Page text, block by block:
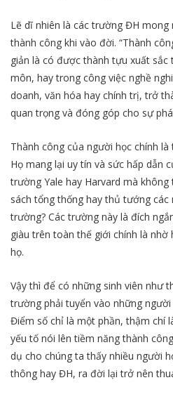
Lẽ dĩ nhiên là các trường ĐH mong
thành công khi vào đời. “Thành
giản là có được thành tựu xuất sắc
môn, hay trong công việc nghề
doanh, văn hóa hay chính trị, trở
quan trọng và đóng góp cho sự
Thành công của người học chính
Họ mang lại uy tín và sức hấp dẫn
trường Yale hay Harvard mà
sách tổng thống hay thủ tướng các
trường? Các trường này là đích
giàu trên toàn thế giới chính là nhờ
họ.
Vậy thì để có những sinh viên như
trường phải tuyển vào những
Điểm số chỉ là một phần, thậm chí
yếu tố nói lên tiềm năng thành
dụ cho chúng ta thấy nhiều người
thông hay ĐH, ra đời lại trở nên